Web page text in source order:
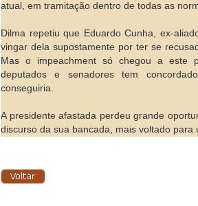
atual, em tramitação dentro de todas as
Dilma repetiu que Eduardo Cunha, ex-
vingar dela supostamente por ter se
Mas o impeachment só chegou a este
deputados e senadores tem
conseguiria.
A presidente afastada perdeu grande
discurso da sua bancada, mais voltado para